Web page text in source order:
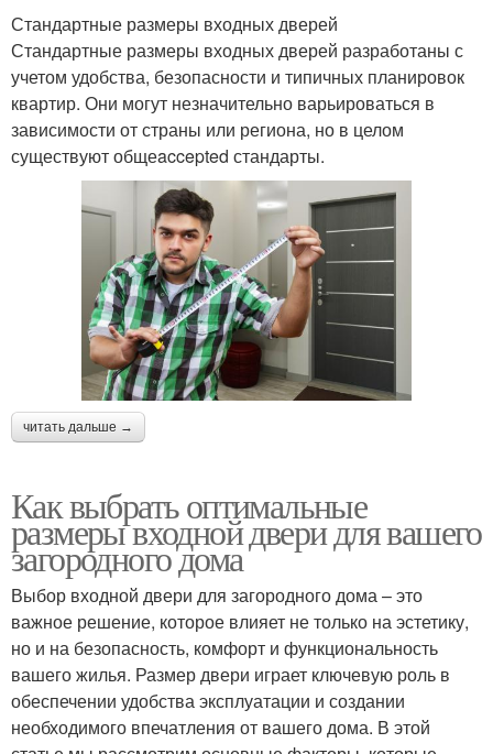
Стандартные размеры входных дверей
Стандартные размеры входных дверей разработаны с
учетом удобства, безопасности и типичных планировок
квартир. Они могут незначительно варьироваться в
зависимости от страны или региона, но в целом
существуют общеaccepted стандарты.
читать дальше →
Как выбрать оптимальные
размеры входной двери для вашего
загородного дома
Выбор входной двери для загородного дома – это
важное решение, которое влияет не только на эстетику,
но и на безопасность, комфорт и функциональность
вашего жилья. Размер двери играет ключевую роль в
обеспечении удобства эксплуатации и создании
необходимого впечатления от вашего дома. В этой